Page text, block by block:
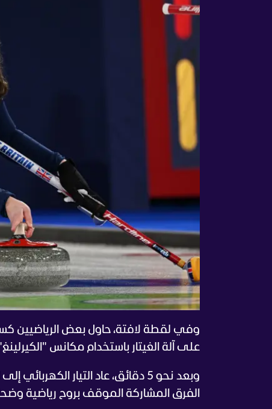
وفي لقطة لافتة، حاول بعض الرياضيين
على آلة الغيتار باستخدام مكانس
وبعد نحو 5 دقائق، عاد التيار
الفرق المشاركة الموقف بروح